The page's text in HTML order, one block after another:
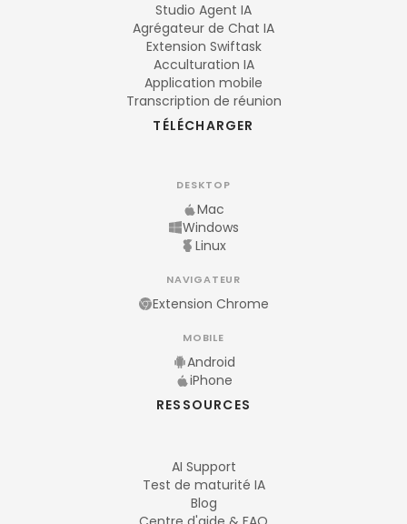
Studio Agent IA
Agrégateur de Chat IA
Extension Swiftask
Acculturation IA
Application mobile
Transcription de réunion
TÉLÉCHARGER
DESKTOP
Mac
Windows
Linux
NAVIGATEUR
Extension Chrome
MOBILE
Android
iPhone
RESSOURCES
AI Support
Test de maturité IA
Blog